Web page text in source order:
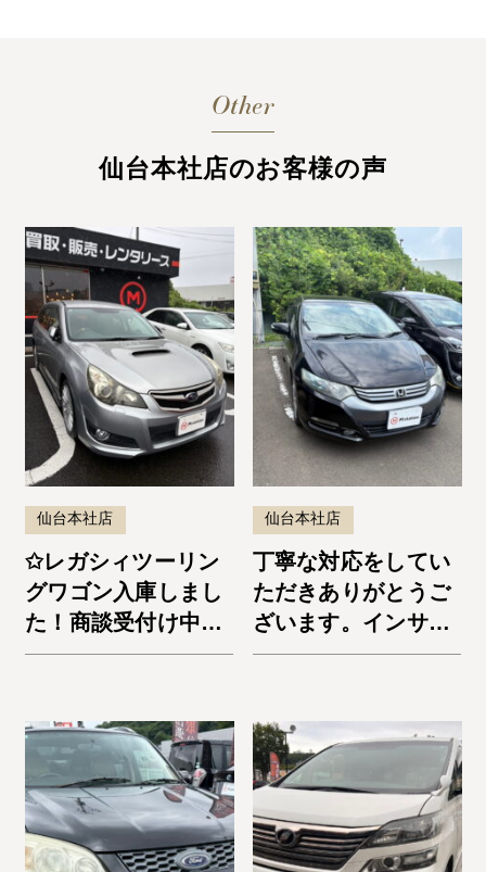
Other
仙台本社店のお客様の声
仙台本社店
✩レガシィツーリン
グワゴン入庫しまし
た！商談受付け中で
す✩
仙台本社店
丁寧な対応をしてい
ただきありがとうご
ざいます。インサイ
ト